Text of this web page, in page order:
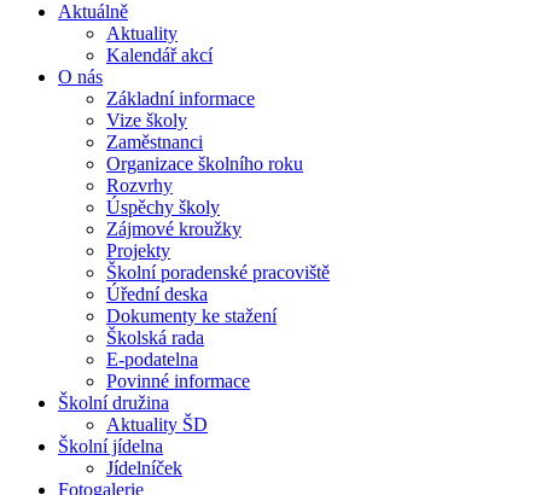
Aktuálně
Aktuality
Kalendář akcí
O nás
Základní informace
Vize školy
Zaměstnanci
Organizace školního roku
Rozvrhy
Úspěchy školy
Zájmové kroužky
Projekty
Školní poradenské pracoviště
Úřední deska
Dokumenty ke stažení
Školská rada
E-podatelna
Povinné informace
Školní družina
Aktuality ŠD
Školní jídelna
Jídelníček
Fotogalerie